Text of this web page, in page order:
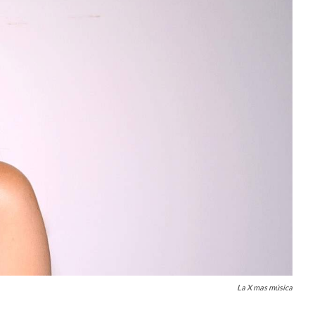
La X mas música